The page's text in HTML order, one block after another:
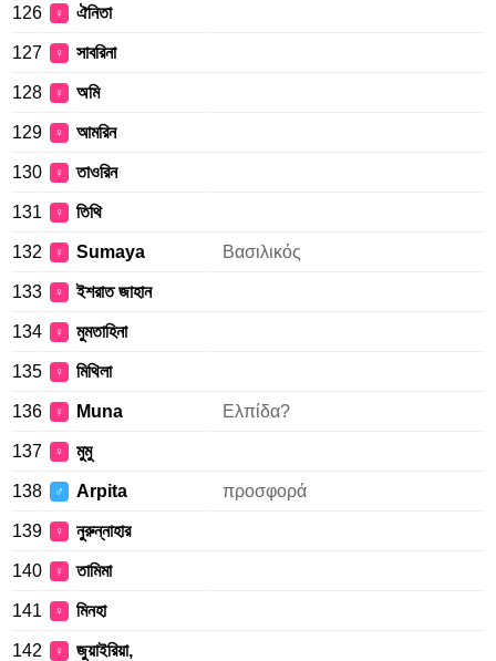
126 ♀ ঐনিতা
127 ♀ সাবরিনা
128 ♀ অমি
129 ♀ আমরিন
130 ♀ তাওরিন
131 ♀ তিথি
132 ♀ Sumaya Βασιλικός
133 ♀ ইশরাত জাহান
134 ♀ মুমতাহিনা
135 ♀ মিথিলা
136 ♀ Muna Ελπίδα?
137 ♀ মুমু
138 ♂ Arpita προσφορά
139 ♀ নুরুন্নাহার
140 ♀ তামিমা
141 ♀ মিনহা
142 ♀ জুয়াইরিয়া,